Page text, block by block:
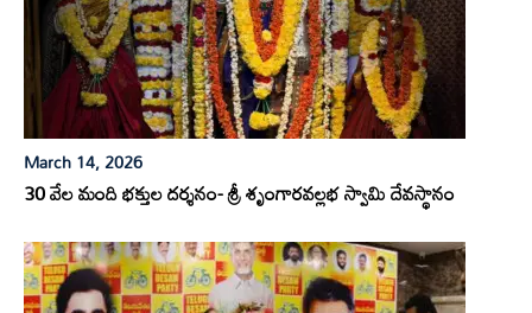
March 14, 2026
30 వేల మంది భక్తుల దర్శనం- శ్రీ శృంగారవల్లభ స్వామి దేవస్థానం